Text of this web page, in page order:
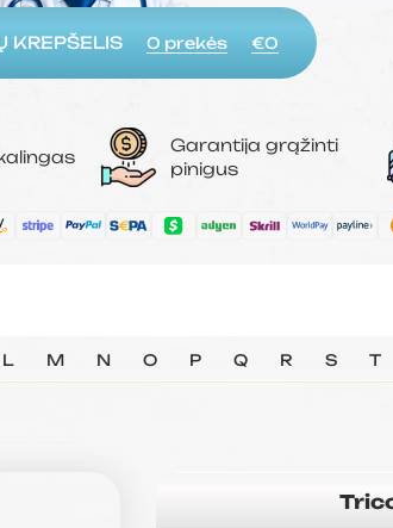
KREPŠELIS 0 prekės €0
Garantija grąžinti
pinigus
L M N O P Q R S T